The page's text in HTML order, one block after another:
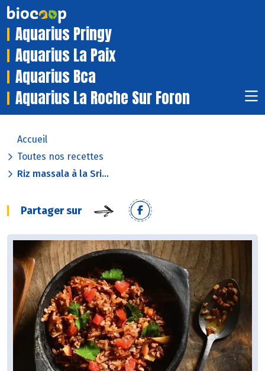
Aquarius Pringy
Aquarius La Paix
Aquarius Bca
Aquarius La Roche Sur Foron
Accueil
Toutes nos recettes
Riz massala à la Sri...
Partager sur